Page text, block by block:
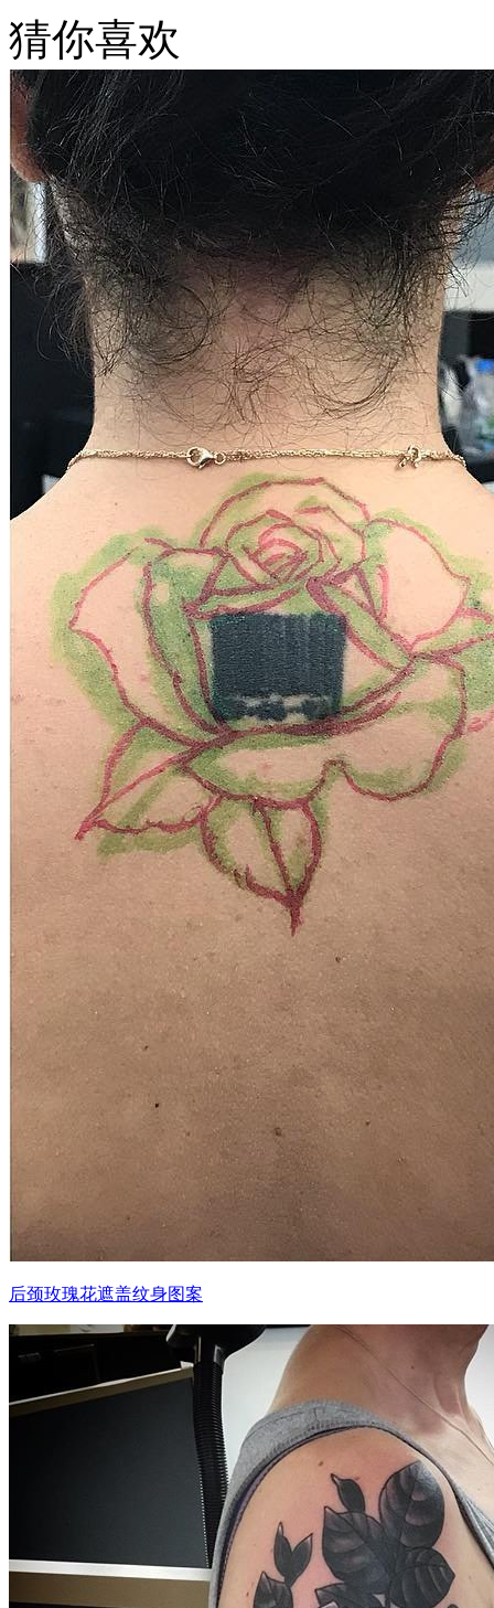
武汉老兵纹身微信
： 服务号：laobingwenshen 订阅号：laobing66666 打造国
文资讯！精美纹身图案及手稿 纹身作品 一站搞定！回复相
问千万素材的微官网，中国最强最全纹身图案尽在其中！
猜你喜欢
后颈玫瑰花遮盖纹身图案